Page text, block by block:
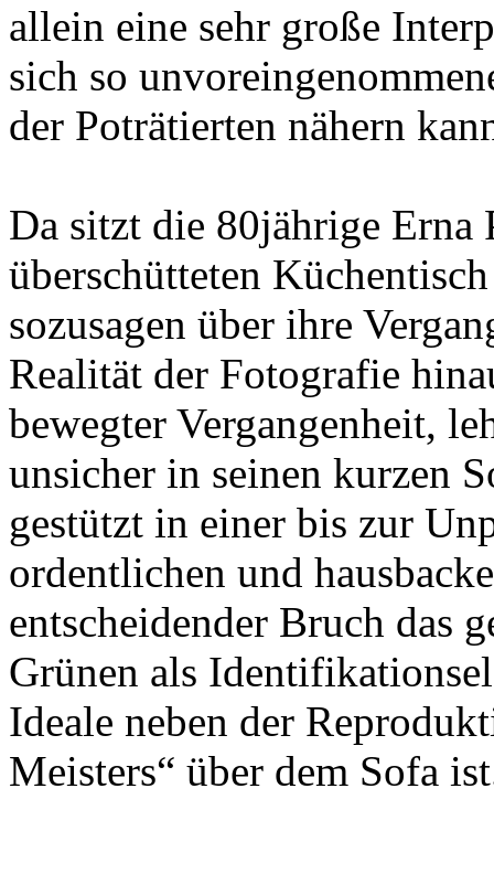
allein eine sehr große
sich so
der Poträtierten nähern
Da sitzt die 80jährige Erna
überschütteten
sozusagen über ihre
Realität der Fotografie
bewegter Vergangenheit,
unsicher in seinen kurzen
gestützt in einer bis zur
ordentlichen und
entscheidender Bruch das
Grünen als
Ideale neben der
Meisters“ über dem Sofa